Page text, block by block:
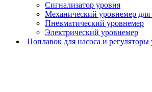
Сигнализатор уровня
Механический уровнемер для
Пневматический уровнемер
Электрический уровнемер
Поплавок для насоса и регуляторы